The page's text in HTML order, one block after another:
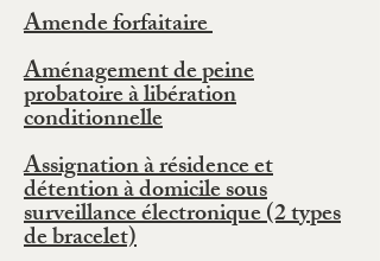
Amende forfaitaire
Aménagement de peine
probatoire à libération
conditionnelle
Assignation à résidence et
détention à domicile sous
surveillance électronique (2 types
de bracelet)